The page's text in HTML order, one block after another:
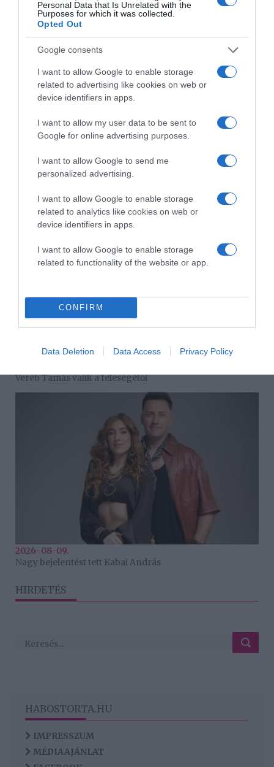
Personal Data that Is Unrelated with the
Purposes for which it was collected.
Opted Out
Google consents
I want to allow Google to enable storage
related to advertising like cookies on web or
device identifiers in apps.
I want to allow my user data to be sent to
Google for online advertising purposes.
I want to allow Google to send me
personalized advertising.
I want to allow Google to enable storage
related to analytics like cookies on web or
device identifiers in apps.
I want to allow Google to enable storage
related to functionality of the website or app.
CONFIRM
Data Deletion Data Access Privacy Policy
Citromos tiramisu recept limoncellóval
2026-08-09.
Ha izzadsz, erre a 3 létfontosságú elemre van szükség
Veréb Tamás válik a feleségétől
2026-08-09.
Nagy bejelentést tett Kabai András
HIRDETÉS
HABOSTORTA.HU
IMPRESSZUM
MÉDIAAJÁNLAT